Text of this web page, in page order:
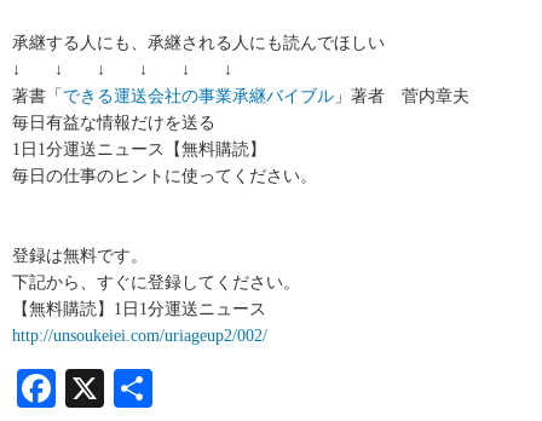
承継する人にも、承継される人にも読んでほしい
↓ ↓ ↓ ↓ ↓ ↓
著書「 できる運送会社の事業承継バイブル 」著者 菅内章夫
毎日有益な情報だけを送る
1日1分運送ニュース【無料購読】
毎日の仕事のヒントに使ってください。
登録は無料です。
下記から、すぐに登録してください。
【無料購読】1日1分運送ニュース
http://unsoukeiei.com/uriageup2/002/
Facebook
X